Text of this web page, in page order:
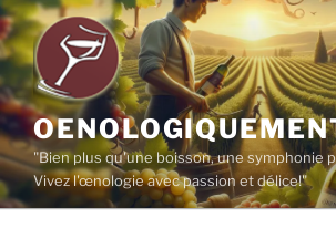
Aller
au
contenu
principal
"Bien plus qu'une boisson, une symphonie
Vivez l'œnologie avec passion et délice!"